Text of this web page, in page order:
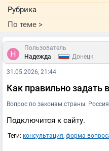
Рубрика
По теме >
Пользователь
Надежда
Донецк
31.05.2026, 21:44
Как правильно задать
Вопрос по законам страны: Россия
Подключится к сайту.
Теги: консультация, форма